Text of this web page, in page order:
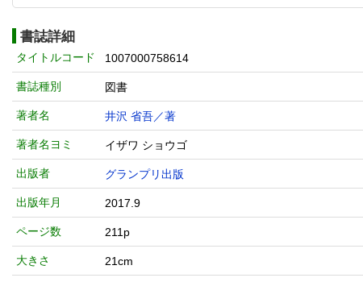
書誌詳細
タイトルコード 1007000758614
書誌種別 図書
著者名 井沢 省吾／著
著者名ヨミ イザワ ショウゴ
出版者 グランプリ出版
出版年月 2017.9
ページ数 211p
大きさ 21cm